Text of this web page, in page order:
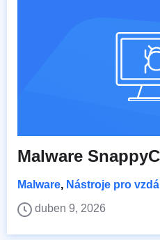
Malware
Malware, Nástroje pro
duben 9, 2026